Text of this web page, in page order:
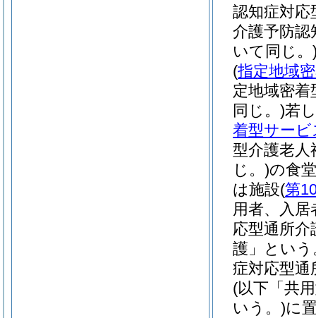
認知症対応
介護予防認
いて同じ。
(指定地域
定地域密
同じ。)若
着型サービ
型介護老人
じ。)の食
は施設(第
用者、入
応型通所介
護」という
症対応型通
(以下「共
いう。)に